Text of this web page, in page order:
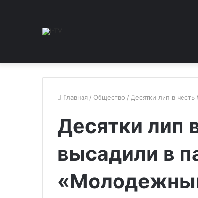
Главная / Общество / Десятки лип в
Десятки лип
высадили в